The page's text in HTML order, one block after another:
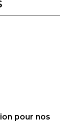
pour nos